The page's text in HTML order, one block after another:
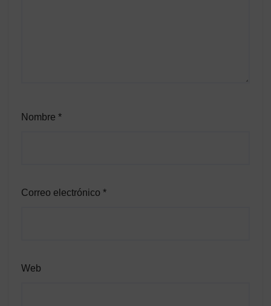
Nombre *
Correo electrónico *
Web